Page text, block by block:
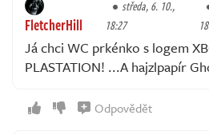
FletcherHill
středa, 6. 10.,
18:27
Já chci WC prkénko s logem
PLASTATION! ...A hajzlpapír
Odpovědět